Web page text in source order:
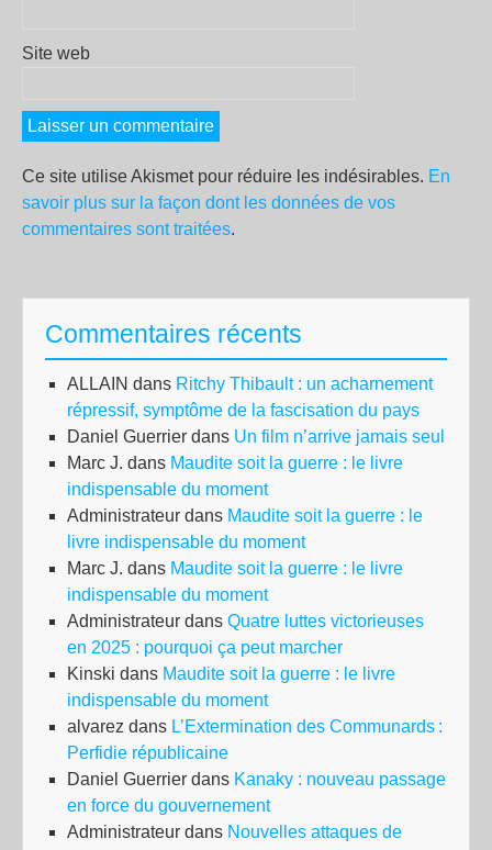
Site web
Ce site utilise Akismet pour réduire les indésirables. En
savoir plus sur la façon dont les données de vos
commentaires sont traitées.
Commentaires récents
ALLAIN dans Ritchy Thibault : un acharnement
répressif, symptôme de la fascisation du pays
Daniel Guerrier dans Un film n’arrive jamais seul
Marc J. dans Maudite soit la guerre : le livre
indispensable du moment
Administrateur dans Maudite soit la guerre : le
livre indispensable du moment
Marc J. dans Maudite soit la guerre : le livre
indispensable du moment
Administrateur dans Quatre luttes victorieuses
en 2025 : pourquoi ça peut marcher
Kinski dans Maudite soit la guerre : le livre
indispensable du moment
alvarez dans L’Extermination des Communards :
Perfidie républicaine
Daniel Guerrier dans Kanaky : nouveau passage
en force du gouvernement
Administrateur dans Nouvelles attaques de